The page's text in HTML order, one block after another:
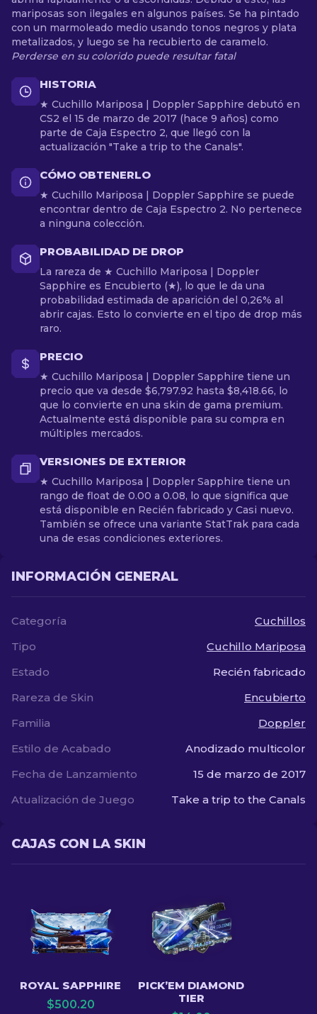
mariposas son ilegales en algunos países. Se ha pintado
con un marmoleado medio usando tonos negros y plata
metalizados, y luego se ha recubierto de caramelo.
Perderse en su colorido puede resultar fatal
HISTORIA
★ Cuchillo Mariposa | Doppler Sapphire debutó en
CS2 el 15 de marzo de 2017 (hace 9 años) como
parte de Caja Espectro 2, que llegó con la
actualización "Take a trip to the Canals".
CÓMO OBTENERLO
★ Cuchillo Mariposa | Doppler Sapphire se puede
encontrar dentro de Caja Espectro 2. No pertenece
a ninguna colección.
PROBABILIDAD DE DROP
La rareza de ★ Cuchillo Mariposa | Doppler
Sapphire es Encubierto (★), lo que le da una
probabilidad estimada de aparición del 0,26% al
abrir cajas. Esto lo convierte en el tipo de drop más
raro.
PRECIO
★ Cuchillo Mariposa | Doppler Sapphire tiene un
precio que va desde $6,797.92 hasta $8,418.66, lo
que lo convierte en una skin de gama premium.
Actualmente está disponible para su compra en
múltiples mercados.
VERSIONES DE EXTERIOR
★ Cuchillo Mariposa | Doppler Sapphire tiene un
rango de float de 0.00 a 0.08, lo que significa que
está disponible en Recién fabricado y Casi nuevo.
También se ofrece una variante StatTrak para cada
una de esas condiciones exteriores.
INFORMACIÓN GENERAL
Categoría
Cuchillos
Tipo
Cuchillo Mariposa
Estado
Recién fabricado
Rareza de Skin
Encubierto
Familia
Doppler
Estilo de Acabado
Anodizado multicolor
Fecha de Lanzamiento
15 de marzo de 2017
Atualización de Juego
Take a trip to the Canals
CAJAS CON LA SKIN
ROYAL SAPPHIRE
$500.20
PICK’EM DIAMOND
TIER